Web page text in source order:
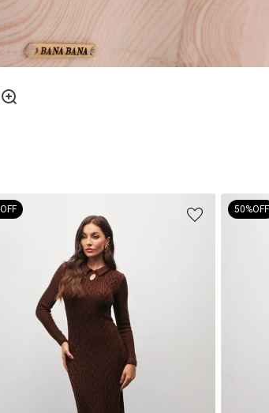
OFF 50%OFF